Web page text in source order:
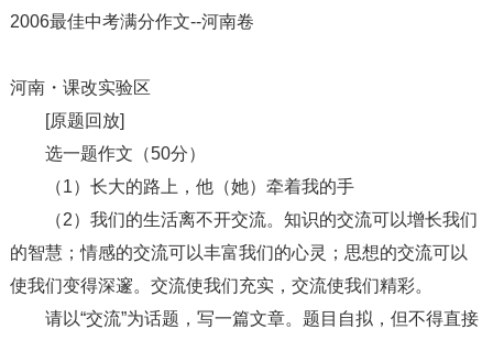
2006最佳中考满分作文--河南卷
河南・课改实验区
[原题回放]
选一题作文（50分）
（1）长大的路上，他（她）牵着我的手
（2）我们的生活离不开交流。知识的交流可以增长我们
的智慧；情感的交流可以丰富我们的心灵；思想的交流可以
使我们变得深邃。交流使我们充实，交流使我们精彩。
请以“交流”为话题，写一篇文章。题目自拟，但不得直接